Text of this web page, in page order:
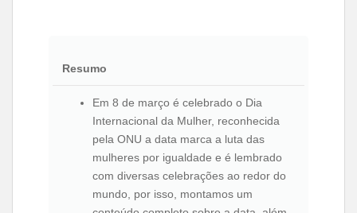
Resumo
Em 8 de março é celebrado o Dia
Internacional da Mulher, reconhecida
pela ONU a data marca a luta das
mulheres por igualdade e é lembrado
com diversas celebrações ao redor do
mundo, por isso, montamos um